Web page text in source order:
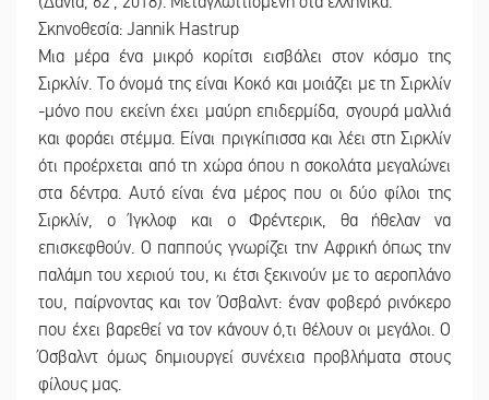
Σκηνοθεσία: Jannik Hastrup
Μια μέρα ένα μικρό κορίτσι εισβάλει στον κόσμο της
Σιρκλίν. Το όνομά της είναι Κοκό και μοιάζει με τη Σιρκλίν
-μόνο που εκείνη έχει μαύρη επιδερμίδα, σγουρά μαλλιά
και φοράει στέμμα. Είναι πριγκίπισσα και λέει στη Σιρκλίν
ότι προέρχεται από τη χώρα όπου η σοκολάτα μεγαλώνει
στα δέντρα. Αυτό είναι ένα μέρος που οι δύο φίλοι της
Σιρκλίν, ο Ίγκλοφ και ο Φρέντερικ, θα ήθελαν να
επισκεφθούν. Ο παππούς γνωρίζει την Αφρική όπως την
παλάμη του χεριού του, κι έτσι ξεκινούν με το αεροπλάνο
του, παίρνοντας και τον Όσβαλντ: έναν φοβερό ρινόκερο
που έχει βαρεθεί να τον κάνουν ό,τι θέλουν οι μεγάλοι. Ο
Όσβαλντ όμως δημιουργεί συνέχεια προβλήματα στους
φίλους μας.